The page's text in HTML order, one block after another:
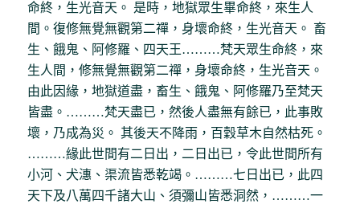
命終，生光音天。 是時，地獄眾生畢命終，來生人
間。復修無覺無觀第二禪，身壞命終，生光音天。 畜
生、餓鬼、阿修羅、四天王………梵天眾生命終，來
生人間，修無覺無觀第二禪，身壞命終，生光音天。
由此因緣，地獄道盡，畜生、餓鬼、阿修羅乃至梵天
皆盡。………梵天盡已，然後人盡無有餘已，此事敗
壞，乃成為災。 其後天不降雨，百穀草木自然枯死。
………緣此世間有二日出，二日出已，令此世間所有
小河、犬潓、渠流皆悉乾竭。………七日出已，此四
天下及八萬四千諸大山、須彌山皆悉洞然，………一